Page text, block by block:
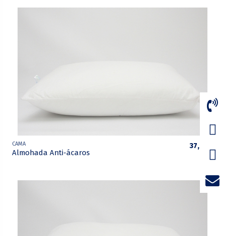
CAMA
Almohada Anti-ácaros
37,75 €